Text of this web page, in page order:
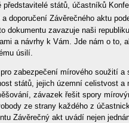
států, účastníků
doporučení Závěrečného aktu
dokumentu zavazuje naši
a návrhy k Vám. Jde nám o to,
úsilí.
zabezpečení mírového soužití
států, jejich územní celistvost a
závazek řešit spory
ze strany každého z
Závěrečný akt uvádí nejen